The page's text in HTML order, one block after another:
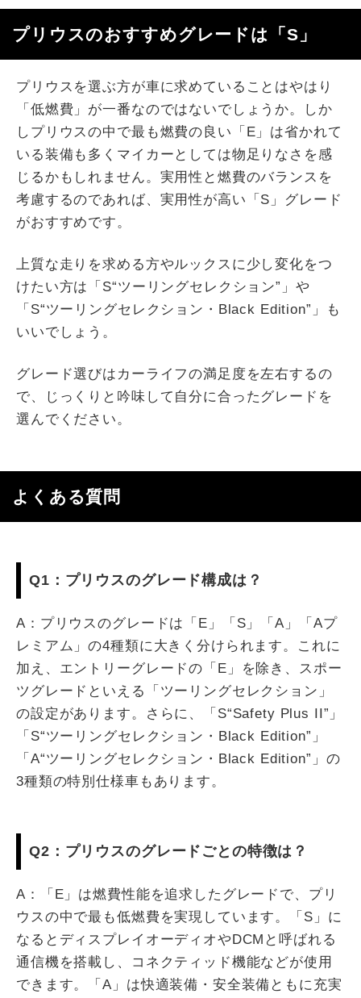
プリウスのおすすめグレードは「S」
プリウスを選ぶ方が車に求めていることはやはり
「低燃費」が一番なのではないでしょうか。しか
しプリウスの中で最も燃費の良い「E」は省かれて
いる装備も多くマイカーとしては物足りなさを感
じるかもしれません。実用性と燃費のバランスを
考慮するのであれば、実用性が高い「S」グレード
がおすすめです。
上質な走りを求める方やルックスに少し変化をつ
けたい方は「S“ツーリングセレクション”」や
「S“ツーリングセレクション・Black Edition”」も
いいでしょう。
グレード選びはカーライフの満足度を左右するの
で、じっくりと吟味して自分に合ったグレードを
選んでください。
よくある質問
Q1：プリウスのグレード構成は？
A：プリウスのグレードは「E」「S」「A」「Aプ
レミアム」の4種類に大きく分けられます。これに
加え、エントリーグレードの「E」を除き、スポー
ツグレードといえる「ツーリングセレクション」
の設定があります。さらに、「S“Safety Plus II”」
「S“ツーリングセレクション・Black Edition”」
「A“ツーリングセレクション・Black Edition”」の
3種類の特別仕様車もあります。
Q2：プリウスのグレードごとの特徴は？
A：「E」は燃費性能を追求したグレードで、プリ
ウスの中で最も低燃費を実現しています。「S」に
なるとディスプレイオーディオやDCMと呼ばれる
通信機を搭載し、コネクティッド機能などが使用
できます。「A」は快適装備・安全装備ともに充実